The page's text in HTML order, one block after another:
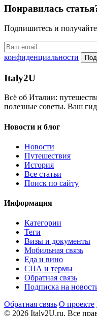
Понравилась
Подпишитесь и
конфиденциальности
Italy2U
Всё об Италии:
полезные советы. Ваш
Новости и блог
Новости
Путешествия
История
Все статьи
Поиск по сайту
Информация
Категории
Теги
Визы и документы
Мобильная связь
Еда и вино
СПА и термы
Обратная связь
Подписка на
Обратная связь О проекте
© 2026 Italy2U.ru. Все